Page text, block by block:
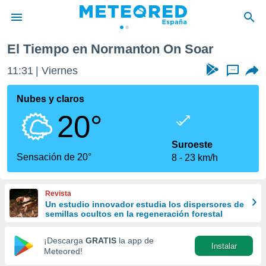
de
por
que se
calidad.
a este
las
y
forma
digital
basada
El Tiempo en Normanton On Soar
11:31 Viernes ...
Nubes y claros
20°
Sensación de 20°
Suroeste
8
23 km/h
Revista
Un estudio innovador estudia los dispersores de
semillas ocultos en la regeneración forestal
¡Descarga GRATIS la app de
Meteored!
Instalar